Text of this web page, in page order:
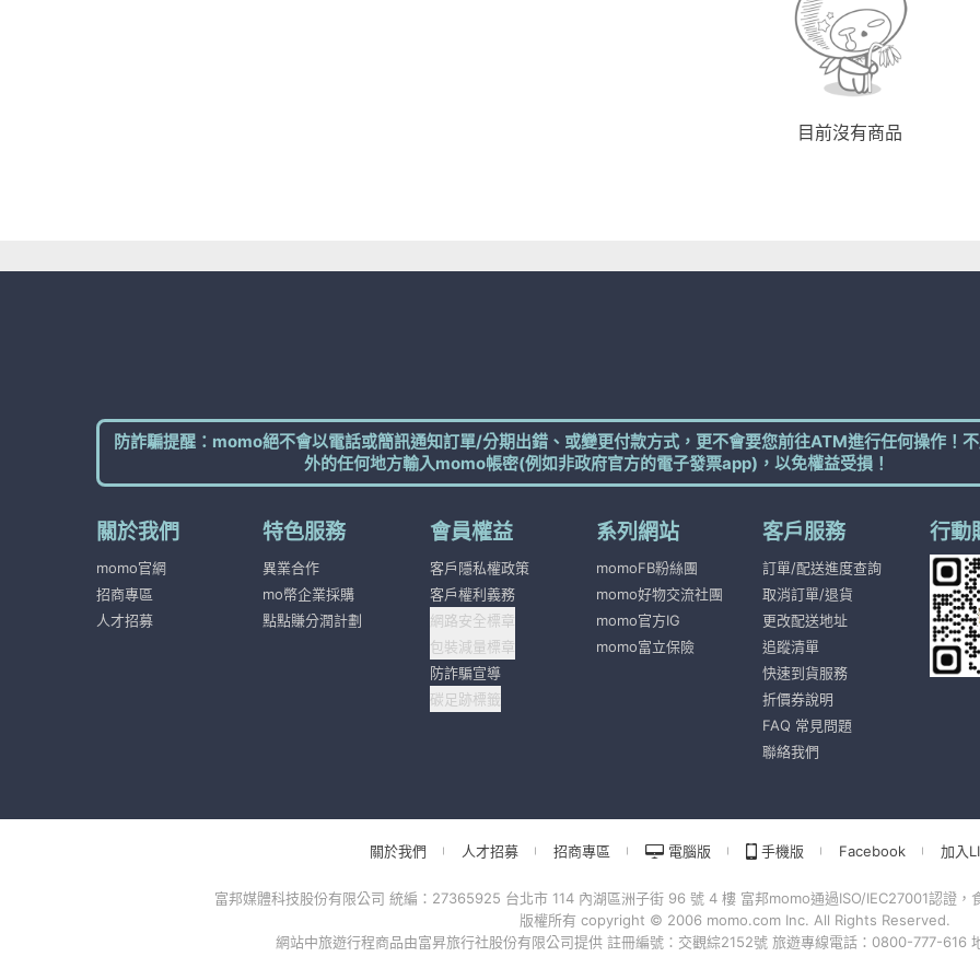
目前沒有商品
防詐騙提醒：momo絕不會以電話或簡訊通知訂單/分期出錯、或變更付款方式，更不會要您前往ATM進行任何操作！
外的任何地方輸入momo帳密(例如非政府官方的電子發票app)，以免權益受損！
關於我們
momo官網
招商專區
人才招募
特色服務
異業合作
mo幣企業採購
點點賺分潤計劃
會員權益
客戶隱私權政策
客戶權利義務
網路安全標章
包裝減量標章
防詐騙宣導
碳足跡標籤
系列網站
momoFB粉絲團
momo好物交流社團
momo官方IG
momo富立保險
客戶服務
訂單/配送進度查詢
取消訂單/退貨
更改配送地址
追蹤清單
快速到貨服務
折價券說明
FAQ 常見問題
聯絡我們
行動
關於我們 人才招募 招商專區 電腦版 手機版 Facebook 加入
富邦媒體科技股份有限公司 統編：27365925 台北市 114 內湖區洲子街 96 號 4 樓 富邦momo通過ISO/IEC27001認證
版權所有 copyright © 2006 momo.com Inc. All Rights Reserved.
網站中旅遊行程商品由富昇旅行社股份有限公司提供 註冊編號：交觀綜2152號 旅遊專線電話：0800-777-616